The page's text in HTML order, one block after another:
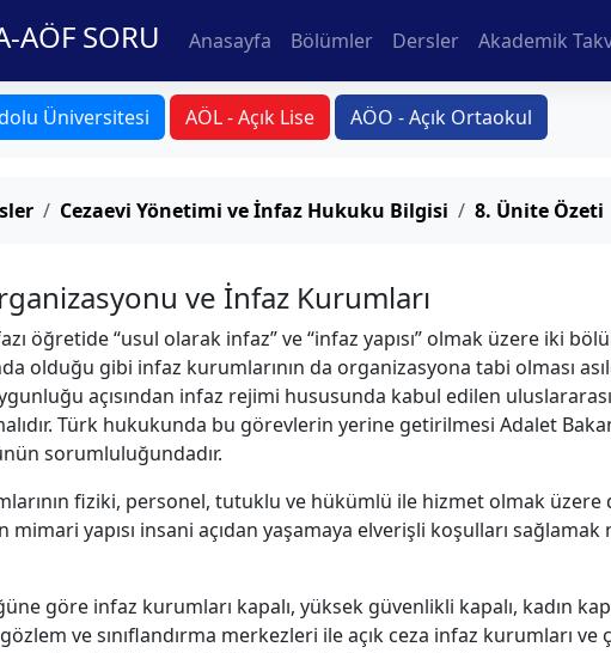
AÖF SORU Anasayfa Bölümler Dersler Akademik
Üniversitesi AÖL - Açık Lise AÖO - Açık Ortaokul
Cezaevi Yönetimi ve İnfaz Hukuku Bilgisi 8. Ünite Özeti
ve İnfaz Kurumları
öğretide “usul olarak infaz” ve “infaz yapısı” olmak üzere iki
olduğu gibi infaz kurumlarının da organizasyona tabi olması
açısından infaz rejimi hususunda kabul edilen
Türk hukukunda bu görevlerin yerine getirilmesi Adalet
sorumluluğundadır.
fiziki, personel, tutuklu ve hükümlü ile hizmet olmak
yapısı insani açıdan yaşamaya elverişli koşulları
göre infaz kurumları kapalı, yüksek güvenlikli kapalı, kadın
ve sınıflandırma merkezleri ile açık ceza infaz kurumları